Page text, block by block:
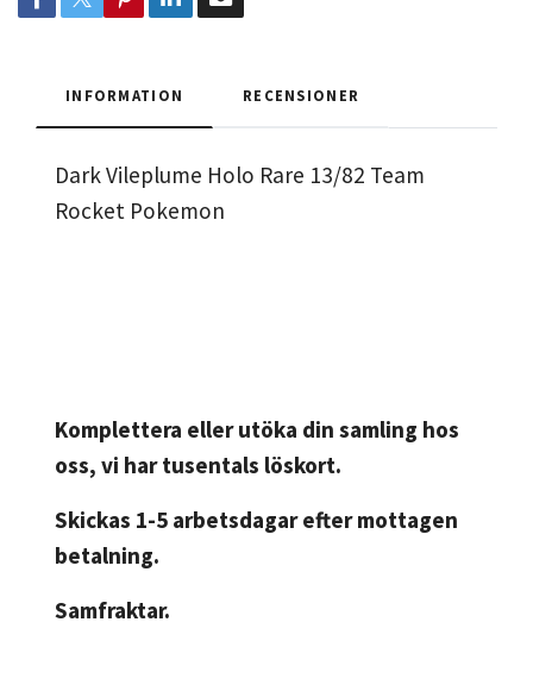
INFORMATION RECENSIONER
Dark Vileplume Holo Rare 13/82 Team
Rocket Pokemon
Komplettera eller utöka din samling hos
oss, vi har tusentals löskort.
Skickas 1-5 arbetsdagar efter mottagen
betalning.
Samfraktar.